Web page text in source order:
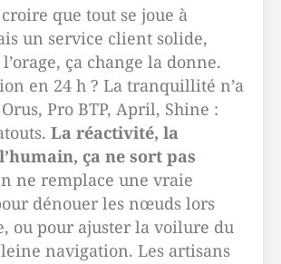
que tout se joue à
un service client solide,
ça change la donne.
en 24 h ? La tranquillité n’a
Pro BTP, April, Shine :
La réactivité, la
ça ne sort pas
ne remplace une vraie
dénouer les nœuds lors
ou pour ajuster la voilure du
navigation. Les artisans